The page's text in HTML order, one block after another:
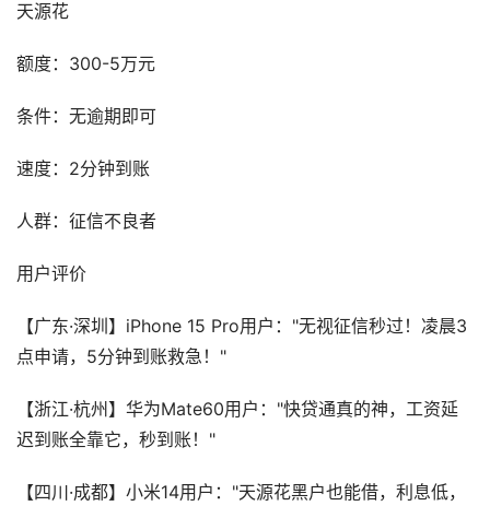
天源花
额度：300-5万元
条件：无逾期即可
速度：2分钟到账
人群：征信不良者
用户评价
【广东·深圳】iPhone 15 Pro用户："无视征信秒过！凌晨3
点申请，5分钟到账救急！"
【浙江·杭州】华为Mate60用户："快贷通真的神，工资延
迟到账全靠它，秒到账！"
【四川·成都】小米14用户："天源花黑户也能借，利息低，